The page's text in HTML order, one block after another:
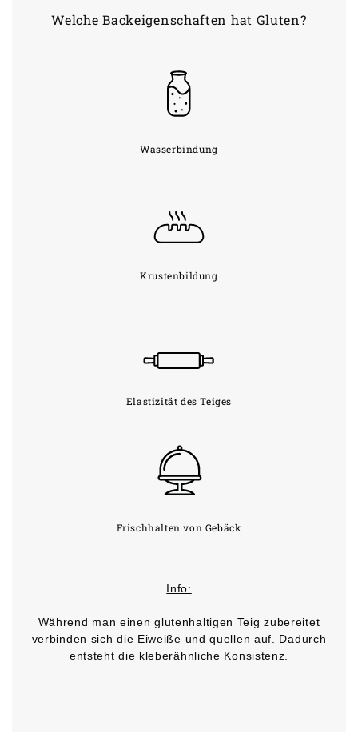
Welche Backeigenschaften hat Gluten?
Wasserbindung
Krustenbildung
Elastizität des Teiges
Frischhalten von Gebäck
Info:
Während man einen glutenhaltigen Teig zubereitet
verbinden sich die Eiweiße und quellen auf. Dadurch
entsteht die kleberähnliche Konsistenz.